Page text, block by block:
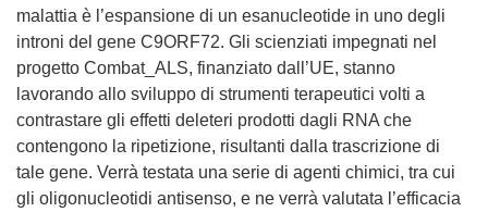
malattia è l’espansione di un esanucleotide in uno degli
introni del gene C9ORF72. Gli scienziati impegnati nel
progetto Combat_ALS, finanziato dall’UE, stanno
lavorando allo sviluppo di strumenti terapeutici volti a
contrastare gli effetti deleteri prodotti dagli RNA che
contengono la ripetizione, risultanti dalla trascrizione di
tale gene. Verrà testata una serie di agenti chimici, tra cui
gli oligonucleotidi antisenso, e ne verrà valutata l’efficacia